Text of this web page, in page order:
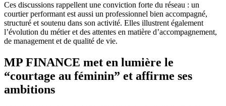
Ces discussions rappellent une conviction forte du réseau : un
courtier performant est aussi un professionnel bien accompagné,
structuré et soutenu dans son activité. Elles illustrent également
l’évolution du métier et des attentes en matière d’accompagnement,
de management et de qualité de vie.
MP FINANCE met en lumière le
“courtage au féminin” et affirme ses
ambitions